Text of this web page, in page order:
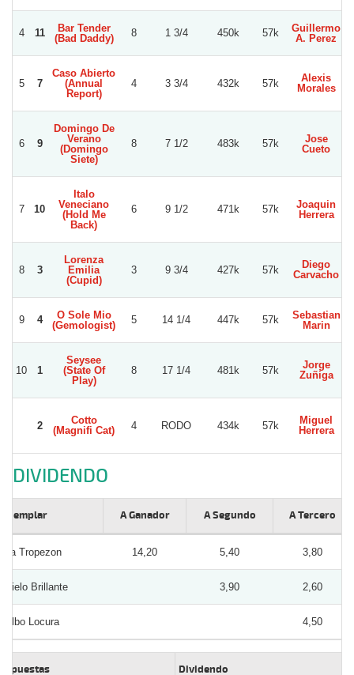
4 11
Bar Tender
(Bad Daddy)
8 1 3/4 450k 57k
Guillermo
A. Perez
5 7
Caso Abierto
(Annual
Report)
4 3 3/4 432k 57k
Alexis
Morales
6 9
Domingo De
Verano
(Domingo
Siete)
8 7 1/2 483k 57k
Jose
Cueto
7 10
Italo
Veneciano
(Hold Me
Back)
6 9 1/2 471k 57k
Joaquin
Herrera
8 3
Lorenza
Emilia
(Cupid)
3 9 3/4 427k 57k
Diego
Carvacho
9 4
O Sole Mio
(Gemologist)
5 14 1/4 447k 57k
Sebastian
Marin
10 1
Seysee
(State Of
Play)
8 17 1/4 481k 57k
Jorge
Zuñiga
2
Cotto
(Magnifi Cat)
4 RODO 434k 57k
Miguel
Herrera
DIVIDENDO
Ejemplar A Ganador A Segundo A Tercero
La Tropezon 14,20 5,40 3,80
Cielo Brillante 3,90 2,60
Albo Locura 4,50
Apuestas Dividendo